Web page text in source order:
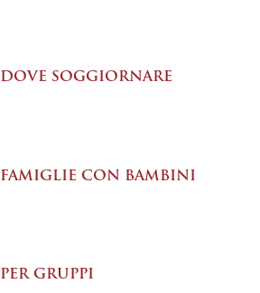
DOVE SOGGIORNARE
FAMIGLIE CON BAMBINI
PER GRUPPI